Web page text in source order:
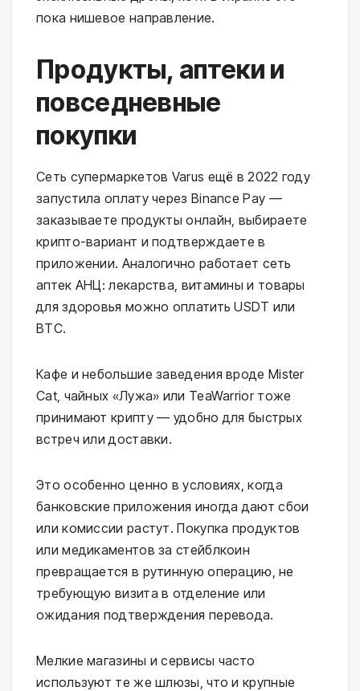
пока нишевое направление.
Продукты, аптеки и
повседневные
покупки
Сеть супермаркетов Varus ещё в 2022 году
запустила оплату через Binance Pay —
заказываете продукты онлайн, выбираете
крипто-вариант и подтверждаете в
приложении. Аналогично работает сеть
аптек АНЦ: лекарства, витамины и товары
для здоровья можно оплатить USDT или
BTC.
Кафе и небольшие заведения вроде Mister
Cat, чайных «Лужа» или TeaWarrior тоже
принимают крипту — удобно для быстрых
встреч или доставки.
Это особенно ценно в условиях, когда
банковские приложения иногда дают сбои
или комиссии растут. Покупка продуктов
или медикаментов за стейблкоин
превращается в рутинную операцию, не
требующую визита в отделение или
ожидания подтверждения перевода.
Мелкие магазины и сервисы часто
используют те же шлюзы, что и крупные